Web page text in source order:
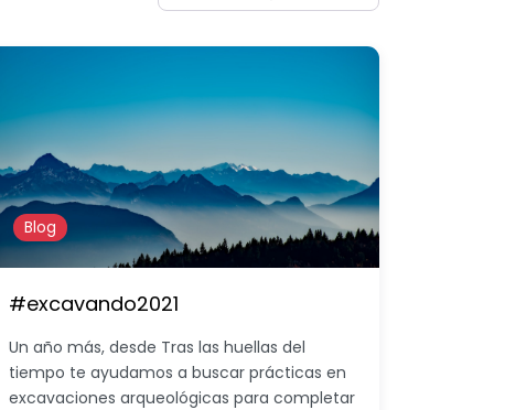
Blog
#excavando2021
Un año más, desde Tras las huellas del
tiempo te ayudamos a buscar prácticas en
excavaciones arqueológicas para completar